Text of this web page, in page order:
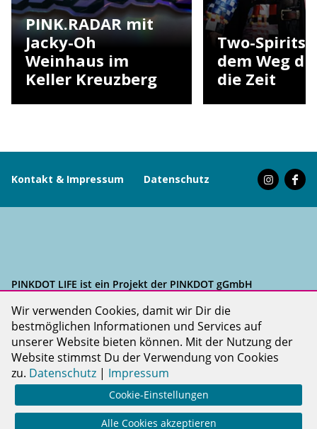
PINK.RADAR mit
Jacky-Oh
Weinhaus im
Keller Kreuzberg
Two-Spirits
dem Weg
die Zeit
Kontakt & Impressum Datenschutz
PINKDOT LIFE ist ein Projekt der PINKDOT gGmbH
Wir verwenden Cookies, damit wir Dir die
bestmöglichen Informationen und Services auf
unserer Website bieten können. Mit der Nutzung der
Website stimmst Du der Verwendung von Cookies
zu. Datenschutz | Impressum
Cookie-Einstellungen
Alle Cookies akzeptieren